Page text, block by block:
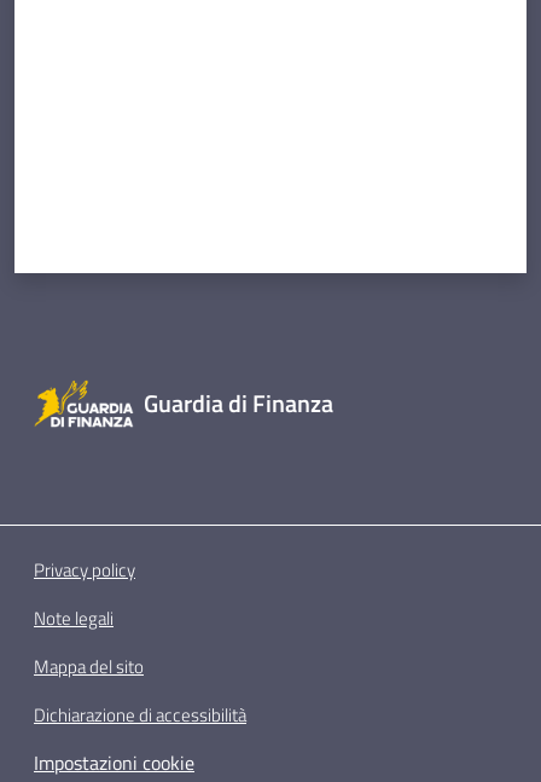
Guardia di Finanza
Privacy policy
Note legali
Mappa del sito
Dichiarazione di accessibilità
Impostazioni cookie